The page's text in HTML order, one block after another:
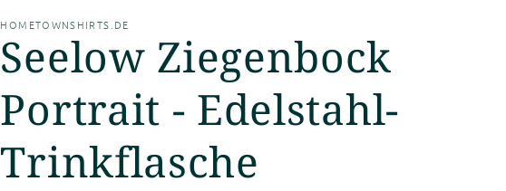
HOMETOWNSHIRTS.DE
Seelow Ziegenbock
Portrait - Edelstahl-
Trinkflasche